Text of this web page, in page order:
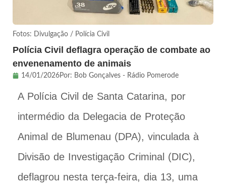
Fotos: Divulgação / Polícia Civil
Polícia Civil deflagra operação de combate ao
envenenamento de animais
14/01/2026Por: Bob Gonçalves - Rádio Pomerode
A Polícia Civil de Santa Catarina, por
intermédio da Delegacia de Proteção
Animal de Blumenau (DPA), vinculada à
Divisão de Investigação Criminal (DIC),
deflagrou nesta terça-feira, dia 13, uma